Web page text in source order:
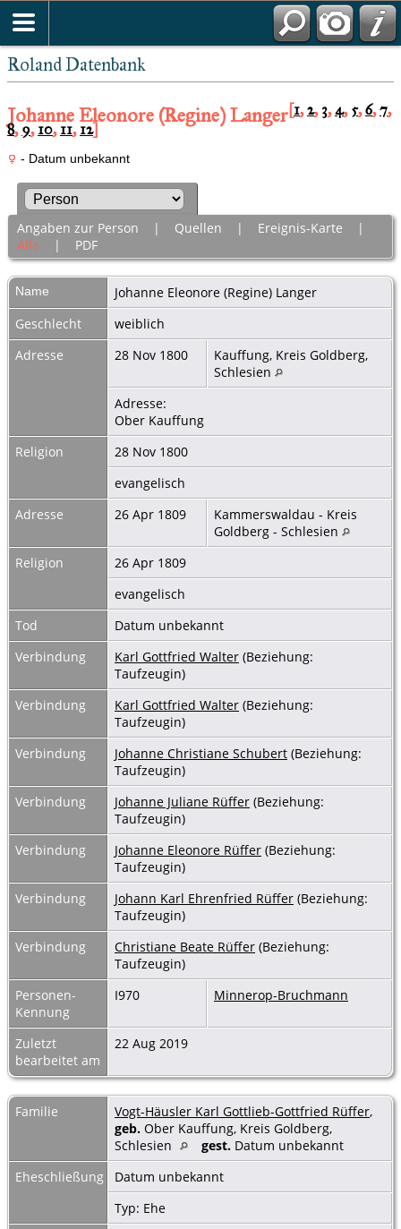
Roland Datenbank
Johanne Eleonore (Regine) Langer[1,2,3,4,5,6,7,
8,9,10,11,12]
- Datum unbekannt
Angaben zur Person | Quellen | Ereignis-Karte |
Alle | PDF
Name Johanne Eleonore (Regine) Langer
Geschlecht
weiblich
Adresse
28 Nov 1800
Kauffung, Kreis Goldberg,
Schlesien
Adresse:
Ober Kauffung
Religion
28 Nov 1800
evangelisch
Adresse
26 Apr 1809
Kammerswaldau - Kreis
Goldberg - Schlesien
Religion
26 Apr 1809
evangelisch
Tod
Datum unbekannt
Verbindung
Karl Gottfried Walter (Beziehung:
Taufzeugin)
Verbindung
Karl Gottfried Walter (Beziehung:
Taufzeugin)
Verbindung
Johanne Christiane Schubert (Beziehung:
Taufzeugin)
Verbindung
Johanne Juliane Rüffer (Beziehung:
Taufzeugin)
Verbindung
Johanne Eleonore Rüffer (Beziehung:
Taufzeugin)
Verbindung
Johann Karl Ehrenfried Rüffer (Beziehung:
Taufzeugin)
Verbindung
Christiane Beate Rüffer (Beziehung:
Taufzeugin)
Personen-
Kennung
I970 Minnerop-Bruchmann
Zuletzt
bearbeitet am
22 Aug 2019
Familie Vogt-Häusler Karl Gottlieb-Gottfried Rüffer,
geb. Ober Kauffung, Kreis Goldberg,
Schlesien
gest. Datum unbekannt
Eheschließung
Datum unbekannt
Typ: Ehe